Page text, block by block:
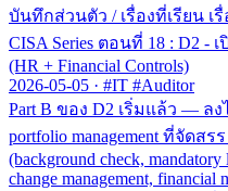
บันทึกส่วนตัว / เรื่องที่เรียน เ
CISA Series ตอนที่ 18 : D2 - เ
(HR + Financial Controls)
2026-05-05 · #IT #Auditor
Part B ของ D2 เริ่มแล้ว — ลงไ
portfolio management ที่จัดสร
(background check, mandatory
change management, financial